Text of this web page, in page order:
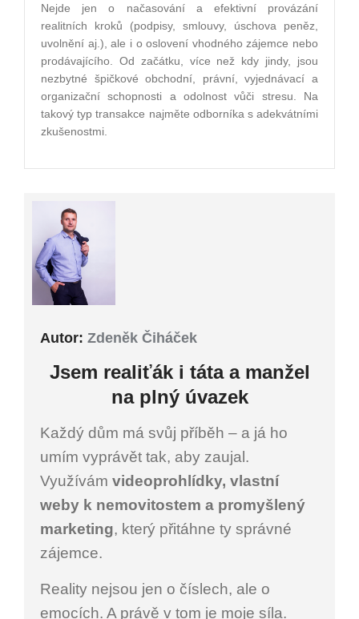
Nejde jen o načasování a efektivní provázání
realitních kroků (podpisy, smlouvy, úschova peněz,
uvolnění aj.), ale i o oslovení vhodného zájemce nebo
prodávajícího. Od začátku, více než kdy jindy, jsou
nezbytné špičkové obchodní, právní, vyjednávací a
organizační schopnosti a odolnost vůči stresu. Na
takový typ transakce najměte odborníka s adekvátními
zkušenostmi.
Autor: Zdeněk Čiháček
Jsem realiťák i táta a manžel
na plný úvazek
Každý dům má svůj příběh – a já ho
umím vyprávět tak, aby zaujal.
Využívám videoprohlídky, vlastní
weby k nemovitostem a promyšlený
marketing, který přitáhne ty správné
zájemce.
Reality nejsou jen o číslech, ale o
emocích. A právě v tom je moje síla.